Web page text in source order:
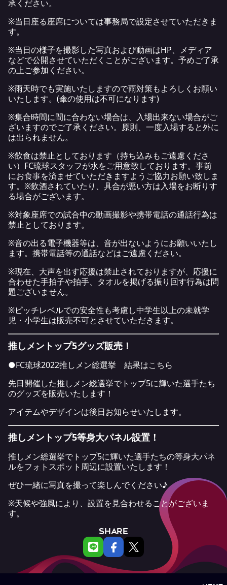
承ください。
※当日座る座席については事務局で設定させていただきま
す。
※当日の様子を撮影した写真および動画はHP、メディア
などで公開させていただくことがございます。予めご了承
の上ご参加ください。
※雨天時でも実施いたしますので雨対策もよろしくお願い
いたします。(傘の使用は不可になります)
※集合時間に間に合わない場合は、入場出来ない場合がご
ざいますのでご了承ください。原則、一度入場すると外に
は出られません。
※飲食は禁止としております（持ち込みもご遠慮くださ
い）FC琉球スタッフが水をご用意致しております。事前
にお食事を済ませていただきますようご協力お願い致しま
す。※飲酒されていたり、具合が悪い方は入場をお断りす
る場合がございます。
※対象座席での試合中の動画撮影や携帯電話の通話行為は
禁止としております。
※音の出る電子機器等は、音が出ないようにお願いいたし
ます。携帯電話等の通話などはご遠慮ください。
※現在、大声を出す応援は禁止されておりますが、応援に
合わせた手拍子や拍手、タオルを掲げる振り回す行為は問
題ございません。
※ピッチレベルでの安全性も考慮し中学生以上の未就学
児・小学生は販売不可とさせていただきます。
推しメントップ5グッズ販売！
●FC琉球2022推しメン総選挙 結果はこちら
先日開催した推しメン総選挙でトップ5に輝いた選手たち
のグッズを販売いたします！
アイテムやデザインは後日お知らせいたします。
推しメントップ5等身大パネル設置！
推しメン総選挙でトップ5に輝いた選手たちの等身大パネ
ルをフォトスポット周辺に設置いたします！
ぜひ一緒に写真を撮って楽しんでください♪
※天候や強風により、設置を見合わせることがございま
す。
SHARE